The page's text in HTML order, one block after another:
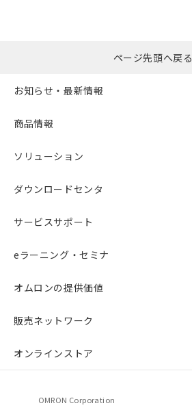
ページ先頭へ戻る
お知らせ・最新情報
商品情報
ソリューション
ダウンロードセンタ
サービスサポート
eラーニング・セミナ
オムロンの提供価値
販売ネットワーク
オンラインストア
OMRON Corporation